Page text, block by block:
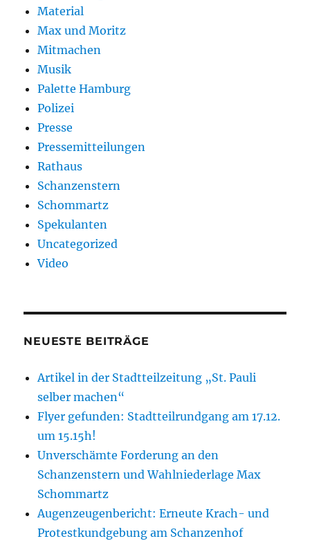
Material
Max und Moritz
Mitmachen
Musik
Palette Hamburg
Polizei
Presse
Pressemitteilungen
Rathaus
Schanzenstern
Schommartz
Spekulanten
Uncategorized
Video
NEUESTE BEITRÄGE
Artikel in der Stadtteilzeitung „St. Pauli
selber machen“
Flyer gefunden: Stadtteilrundgang am 17.12.
um 15.15h!
Unverschämte Forderung an den
Schanzenstern und Wahlniederlage Max
Schommartz
Augenzeugenbericht: Erneute Krach- und
Protestkundgebung am Schanzenhof